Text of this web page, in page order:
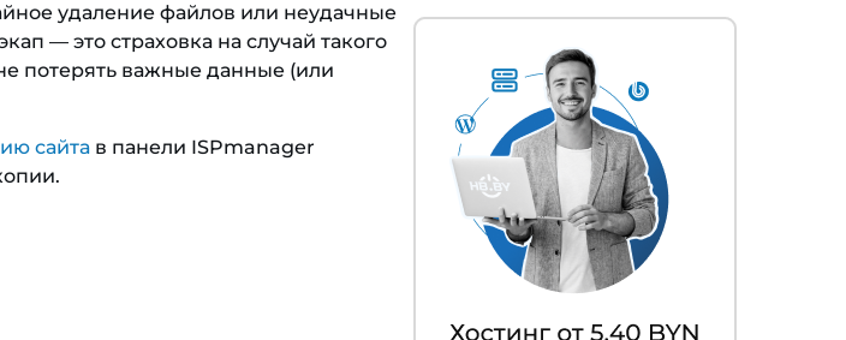
удаление файлов или неудачные
— это страховка на случай такого
потерять важные данные (или
сайта в панели ISPmanager